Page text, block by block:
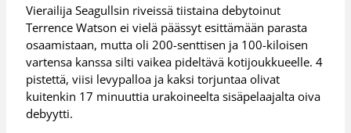
Vierailija Seagullsin riveissä tiistaina debytoinut
Terrence Watson ei vielä päässyt esittämään parasta
osaamistaan, mutta oli 200-senttisen ja 100-kiloisen
vartensa kanssa silti vaikea pideltävä kotijoukkueelle. 4
pistettä, viisi levypalloa ja kaksi torjuntaa olivat
kuitenkin 17 minuuttia urakoineelta sisäpelaajalta oiva
debyytti.